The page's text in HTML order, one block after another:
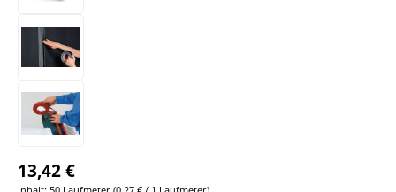
13,42 €